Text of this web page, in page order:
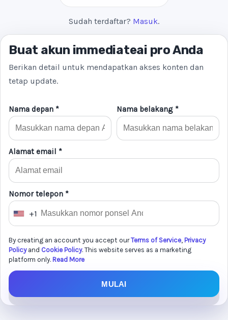
Sudah terdaftar? Masuk.
Buat akun immediateai pro Anda
Berikan detail untuk mendapatkan akses konten dan
tetap update.
Nama depan * Nama belakang *
Alamat email *
Nomor telepon *
U
i
t
e
S
+1
By creating an account you accept ourTerms of Service, Privacy
Policyand Cookie Policy. This website serves as a marketing
platform only. Read More
MULAI